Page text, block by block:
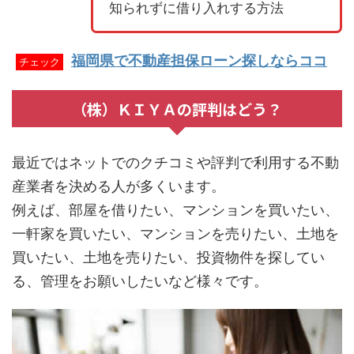
知られずに借り入れする方法
チェック 福岡県で不動産担保ローン探しならココ
（株）ＫＩＹＡの評判はどう？
最近ではネットでのクチコミや評判で利用する不動
産業者を決める人が多くいます。
例えば、部屋を借りたい、マンションを買いたい、
一軒家を買いたい、マンションを売りたい、土地を
買いたい、土地を売りたい、投資物件を探してい
る、管理をお願いしたいなど様々です。